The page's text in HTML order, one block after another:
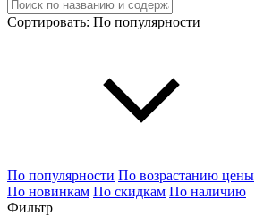
Сортировать: По популярности
По популярности По возрастанию цены
По новинкам По скидкам По наличию
Фильтр